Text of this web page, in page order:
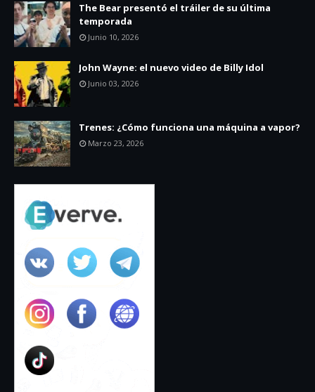
The Bear presentó el tráiler de su última
temporada
Junio 10, 2026
John Wayne: el nuevo video de Billy Idol
Junio 03, 2026
Trenes: ¿Cómo funciona una máquina a vapor?
Marzo 23, 2026